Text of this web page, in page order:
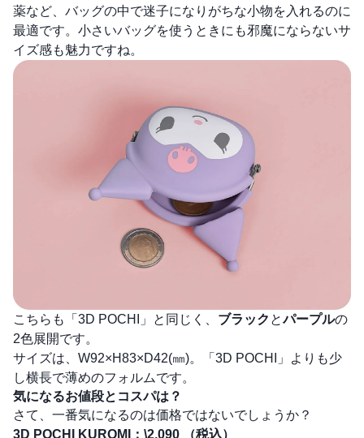
薬など、バッグの中で迷子になりがちな小物を入れるのに
最適です。小さいバッグを使うときにも邪魔にならないサ
イズ感も魅力ですね。
こちらも「3D POCHI」と同じく、 ブラック とパープルの
2色展開です。
サイズは、W92×H83×D42(㎜)。「3D POCHI」よりも少
し横長で薄めのフォルムです。
気になるお値段とコスパは？
さて、一番気になるのは価格ではないでしょうか？
3D POCHI KUROMI：\2,090 （税込）